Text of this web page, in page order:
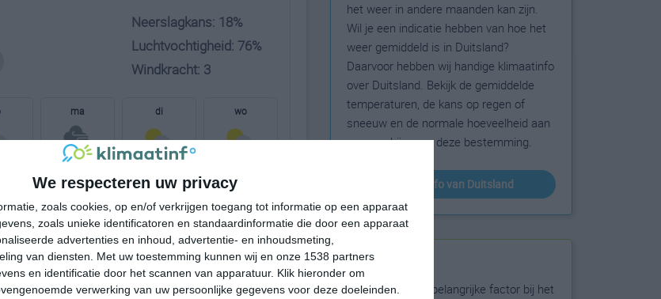
We respecteren uw privacy
zoals cookies, op en/of verkrijgen toegang tot informatie op een apparaat
zoals unieke identificatoren en standaardinformatie die door een apparaat
advertenties en inhoud, advertentie- en inhoudsmeting,
van diensten.
Met uw toestemming kunnen wij en onze 1538 partners
en identificatie door het scannen van apparatuur. Klik hieronder om
verwerking van uw persoonlijke gegevens voor deze doeleinden.
Neerslagkans: 18%
Luchtvochtigheid: 76%
Windkracht: 3
ma di wo
15°C 14°C 14°C 16°C
01:00 04:00 07:00 10:00
het weer in andere maanden kan zijn.
Wil je een indicatie hebben van hoe het
weer gemiddeld is in Duitsland?
Daarvoor hebben wij handige klimaatinfo
over Duitsland. Bekijk de gemiddelde
temperaturen, de kans op regen of
sneeuw en de normale hoeveelheid aan
zonneschijn voor deze bestemming.
klimaatinfo van Duitsland
Beste reistijd
Het weer is een belangrijke factor bij het